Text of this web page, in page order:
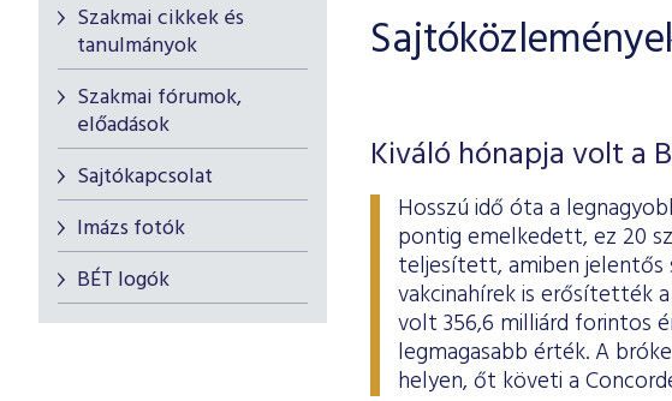
Szakmai cikkek és
tanulmányok
Szakmai fórumok,
előadások
Sajtókapcsolat
Imázs fotók
BÉT logók
Kiváló hónapja volt a
Hosszú idő óta a
pontig emelkedett, ez 20
teljesített, amiben jelentős
vakcinahírek is erősítették
volt 356,6 milliárd forintos
legmagasabb érték. A
helyen, őt követi a